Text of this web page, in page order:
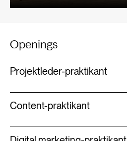
Openings
Projektleder-praktikant
Content-praktikant